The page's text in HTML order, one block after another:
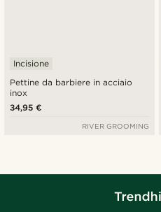
Pettine da barbiere in acciaio
inox
Incisione
34,95 €
RIVER GROOMING